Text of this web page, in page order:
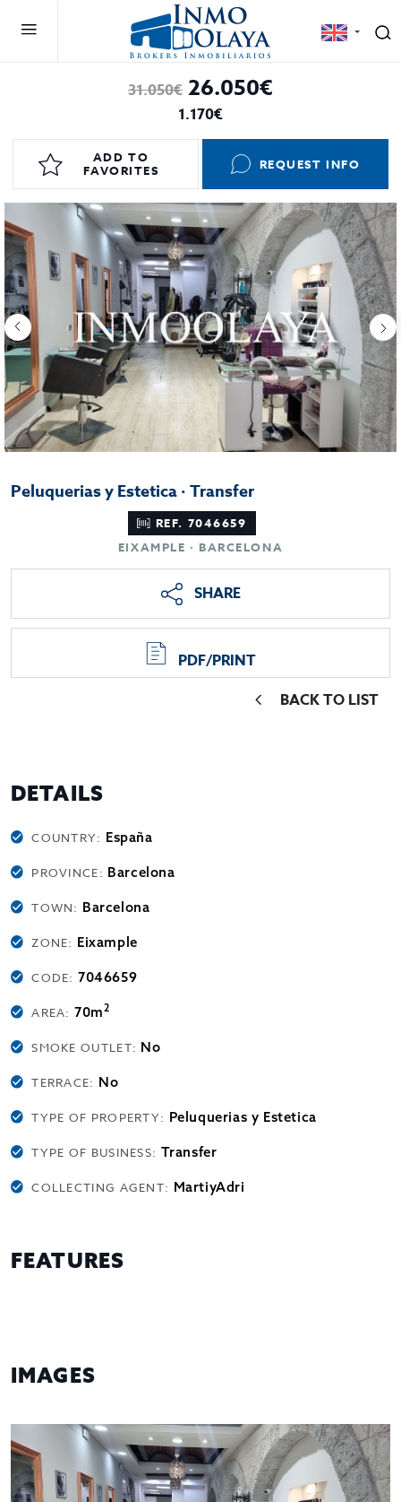
31.050€ 26.050€
1.170€
ADD TO
FAVORITES
REQUEST INFO
Peluquerias y Estetica · Transfer
REF. 7046659
EIXAMPLE · BARCELONA
SHARE
PDF/PRINT
BACK TO LIST
DETAILS
COUNTRY: España
PROVINCE: Barcelona
TOWN: Barcelona
ZONE: Eixample
CODE:7046659
AREA:70m2
SMOKE OUTLET: No
TERRACE: No
TYPE OF PROPERTY: Peluquerias y Estetica
TYPE OF BUSINESS: Transfer
COLLECTING AGENT: MartiyAdri
FEATURES
IMAGES